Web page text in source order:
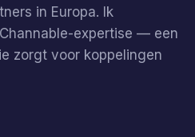
in Europa. Ik
expertise — een
zorgt voor koppelingen